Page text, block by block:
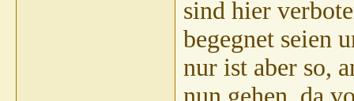
sind hier
begegnet seien
nur ist aber so,